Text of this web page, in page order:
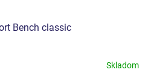
Bench classic
Skladom